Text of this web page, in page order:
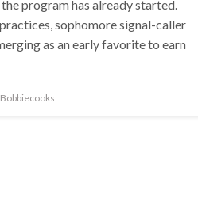
program has already started.
sophomore signal-caller
as an early favorite to earn
Bobbiecooks